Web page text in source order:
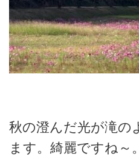
秋の澄んだ光が滝の
ます。綺麗ですね～。